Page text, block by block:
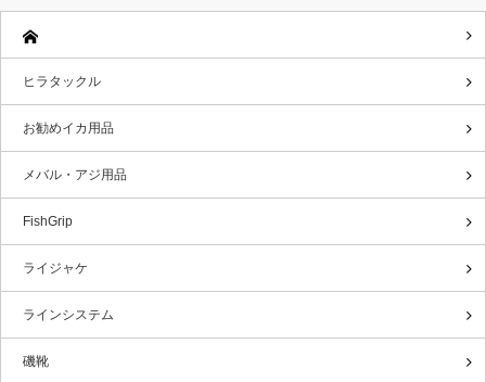
ヒラタックル
お勧めイカ用品
メバル・アジ用品
FishGrip
ライジャケ
ラインシステム
磯靴